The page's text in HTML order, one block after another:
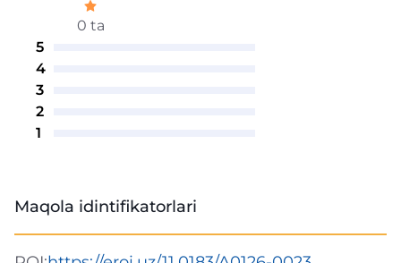
0 ta
5
4
3
2
1
Maqola idintifikatorlari